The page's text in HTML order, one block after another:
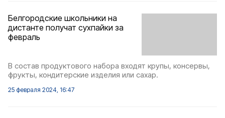
Белгородские школьники на
дистанте получат сухпайки за
февраль
В состав продуктового набора входят крупы, консервы,
фрукты, кондитерские изделия или сахар.
25 февраля 2024, 16:47